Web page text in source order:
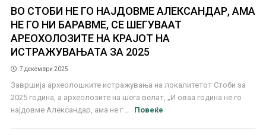
ВО СТОБИ НЕ ГО НАЈДОВМЕ АЛЕКСАНДАР, АМА
НЕ ГО НИ БАРАВМЕ, СЕ ШЕГУВААТ
АРЕОХОЛОЗИТЕ НА КРАЈОТ НА
ИСТРАЖУВАЊАТА ЗА 2025
7 декември 2025
Завршија археолошките истражувања на локалитетот Стоби за
2025 година, а археолозите на шега велат, „И оваа година не го
најдовме Александар, ама не г ...
Повеќе